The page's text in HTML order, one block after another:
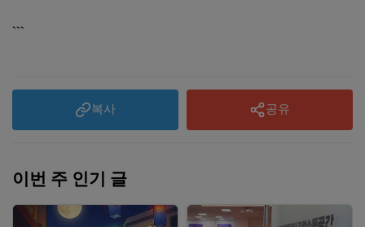
```
복사 공유
이번 주 인기 글